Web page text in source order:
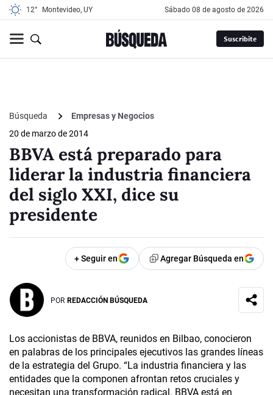
12° Montevideo, UY sábado 08 de agosto de 2026
Suscribite
Búsqueda
Empresas y Negocios
20 de marzo de 2014
BBVA está preparado para
liderar la industria financiera
del siglo XXI, dice su
presidente
+ Seguir en Agregar Búsqueda en
POR REDACCIÓN BÚSQUEDA
Los accionistas de BBVA, reunidos en Bilbao, conocieron
en palabras de los principales ejecutivos las grandes líneas
de la estrategia del Grupo. “La industria financiera y las
entidades que la componen afrontan retos cruciales y
necesitan una transformación radical. BBVA está en